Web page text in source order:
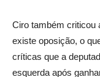
Ciro também criticou
existe oposição, o
críticas que a
esquerda após